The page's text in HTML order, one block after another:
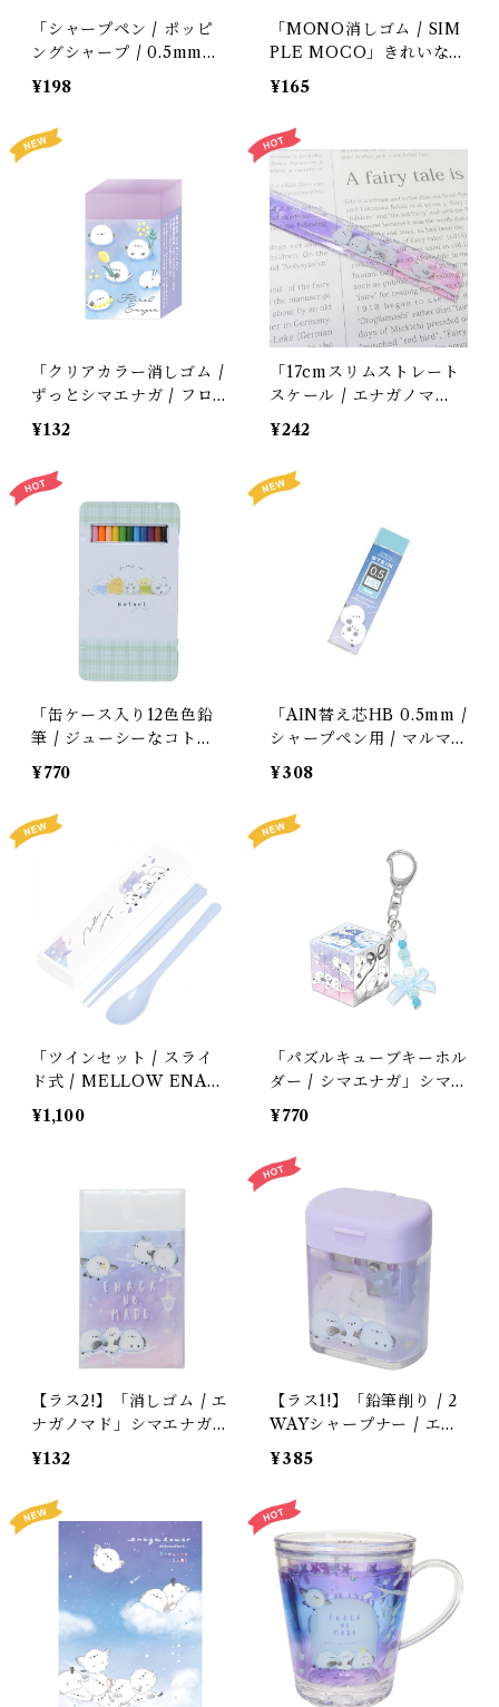
「シャープペン / ポッピ
ングシャープ / 0.5mm芯
対応 / モフモフエナガ
ズ」シマエナガが散らばる
シャーペン / クーリア＊
パープル
¥198
「MONO消しゴム / SIM
PLE MOCO」きれいな夜
空のシマエナガたち / ト
ンボ鉛筆 / カミオジャパ
ン＊淡いブルー＊1個
¥165
「クリアカラー消しゴム /
ずっとシマエナガ / フロ
ーラルエナガズ 」カミオ
ジャパン＊パープルブルー
¥132
「17cmスリムストレート
スケール / エナガノマ
ド」枝のシマエナガ / ク
リア・ピンクグラデーショ
ン / クーリア【生産終
了・在庫限り】
¥242
「缶ケース入り12色色鉛
筆 / ジューシーなコト
リ」セキセイ・シマエナ
ガ・オカメ＊ホワイト＆パ
ステルグリーンチェック柄
【生産終了・在庫限り】
¥770
「AIN替え芯HB 0.5mm /
シャープペン用 / マルマ
ルシマエナガ」シマエナガ
のシャーペン替え芯 / ア
イン替芯シュタイン / ぺ
んてる / 夜空のシマエナ
ガ / クラックス＊ブルー
¥308
「ツインセット / スライ
ド式 / MELLOW ENAG
A（メロウ・エナガ）」シ
マエナガのランチ箸＆スプ
＊ニュアンスパープル
¥1,100
「パズルキューブキーホル
ダー / シマエナガ」シマ
エナガの絵合わせパズルキ
ーホルダー / リボン / ク
ーリア＊パステルカラー
【大人気!】
¥770
【ラス2!】「消しゴム / エ
ナガノマド」シマエナガ /
ふわふわパープル＆ピンク
の雲 / クーリア【残り僅
か!】
¥132
【ラス1!】「鉛筆削り / 2
WAYシャープナー / エナ
ガノマド」シマエナガたち
/ ツイン鉛筆削り / 鉛筆・
色鉛筆両用 / クーリア＊
パープル【生産終了・在庫
限り】
¥385